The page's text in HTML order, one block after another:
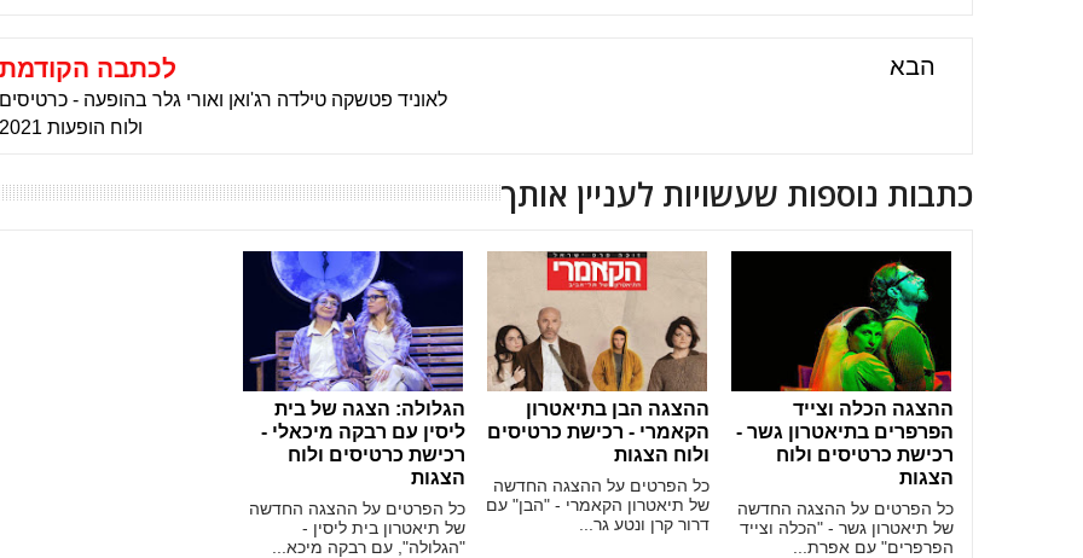
הבא לכתבה הקודמת
לאוניד פטשקה טילדה רג'ואן ואורי גלר בהופעה - כרטיסים
ולוח הופעות 2021
כתבות נוספות שעשויות לעניין אותך
ההצגה הכלה וצייד
הפרפרים בתיאטרון גשר -
רכישת כרטיסים ולוח
הצגות
כל הפרטים על ההצגה החדשה
של תיאטרון גשר - "הכלה וצייד
הפרפרים" עם אפרת...
ההצגה הבן בתיאטרון
הקאמרי - רכישת כרטיסים
ולוח הצגות
כל הפרטים על ההצגה החדשה
של תיאטרון הקאמרי - "הבן" עם
דרור קרן ונטע גר...
הגלולה: הצגה של בית
ליסין עם רבקה מיכאלי -
רכישת כרטיסים ולוח
הצגות
כל הפרטים על ההצגה החדשה
של תיאטרון בית ליסין -
"הגלולה", עם רבקה מיכא...